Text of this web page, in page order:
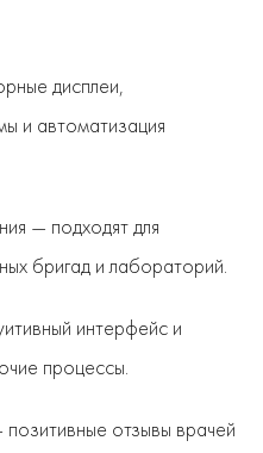
дисплеи,
и автоматизация
— подходят для
бригад и лабораторий.
интерфейс и
процессы.
отзывы врачей